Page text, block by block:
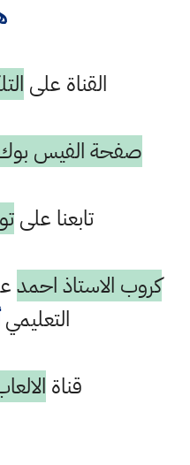
القناة على
صفحة الفيس
تابعنا على
كروب الاستاذ احمد
التعليمي
قناة